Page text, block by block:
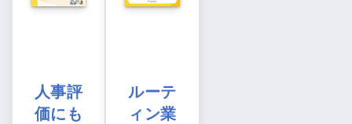
人事評
価にも
ルーテ
ィン業